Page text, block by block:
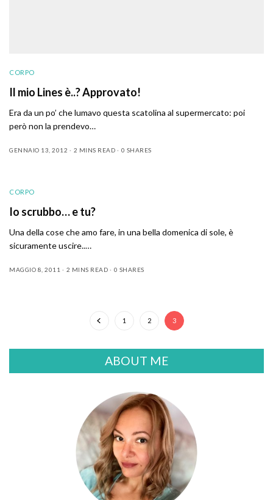
CORPO
Il mio Lines è..? Approvato!
Era da un po’ che lumavo questa scatolina al supermercato: poi
però non la prendevo…
GENNAIO 13, 2012 2 MINS READ 0 SHARES
CORPO
Io scrubbo… e tu?
Una della cose che amo fare, in una bella domenica di sole, è
sicuramente uscire..…
MAGGIO 8, 2011 2 MINS READ 0 SHARES
1 2 3
ABOUT ME